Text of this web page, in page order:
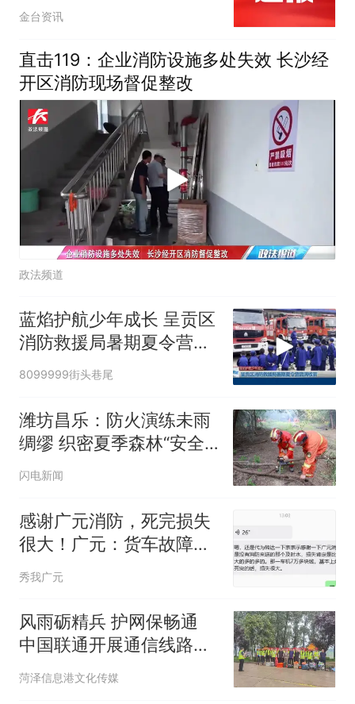
金台资讯
直击119：企业消防设施多处失效 长沙经
开区消防现场督促整改
政法频道
蓝焰护航少年成长 呈贡区
消防救援局暑期夏令营圆
满收官
8099999街头巷尾
潍坊昌乐：防火演练未雨
绸缪 织密夏季森林“安全
网”
闪电新闻
感谢广元消防，死完损失
很大！广元：货车故障消
防员喷水帮1300只鸡降
回损失
秀我广元
风雨砺精兵 护网保畅通
中国联通开展通信线路防
汛应急抢修实战演练
菏泽信息港文化传媒